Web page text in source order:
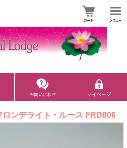
ンデライト・ルース FRD006